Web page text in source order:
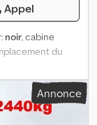
Appel
noir, cabine
du
de
extérieure.
!
Annonce